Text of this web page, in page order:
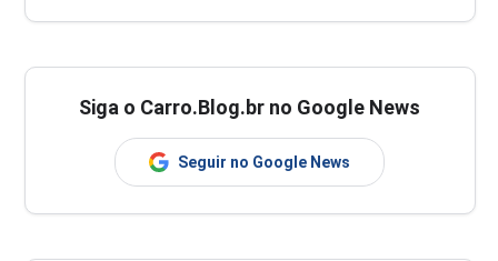
Siga o Carro.Blog.br no Google News
Seguir no Google News